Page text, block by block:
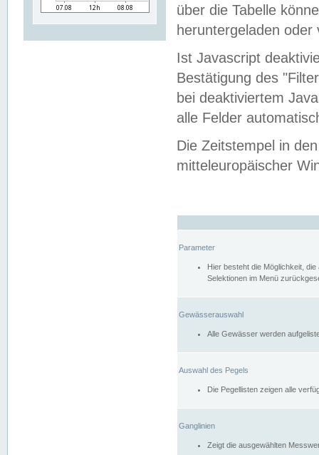
über die Tabelle
heruntergeladen oder
Ist Javascript
Bestätigung des
bei deaktiviertem
alle Felder
Die Zeitstempel in
mitteleuropäischer
Parameter
Hier besteht die Möglichkeit,
Selektionen im Menü
Gewässerauswahl
Alle Gewässer werden
Auswahl des Pegels
Die Pegellisten zeigen alle
Ganglinien
Zeigt die ausgewählten